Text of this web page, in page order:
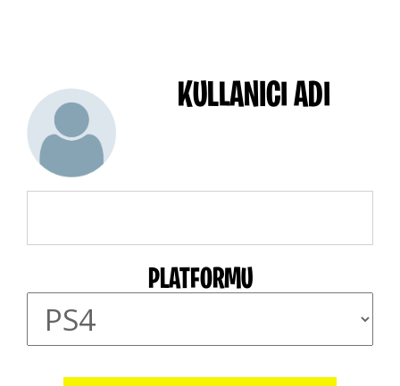
KULLANICI ADI
PLATFORMU